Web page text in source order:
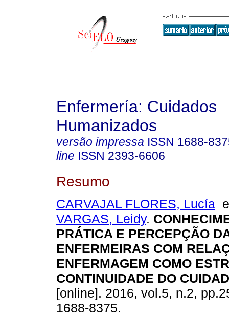
Enfermería: Cuidados
Humanizados
versão impressa ISSN 1688-
line ISSN 2393-6606
Resumo
CARVAJAL FLORES, Lucía
VARGAS, Leidy.
PRÁTICA E PERCEPÇÃO
ENFERMEIRAS COM
ENFERMAGEM COMO
CONTINUIDADE DO
[online]. 2016, vol.5, n.2,
1688-8375.